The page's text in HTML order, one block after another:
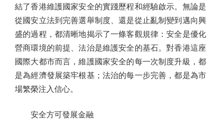
結了香港維護國家安全的實踐歷程和經驗啟示。無論是
從國安立法到完善選舉制度、還是從止亂制變到邁向興
盛的過程，都清晰地揭示了一條客觀規律：安全是優化
營商環境的前提、法治是維護安全的基石。對香港這座
國際大都市而言，維護國家安全的每一次制度升級，都
是為經濟發展築牢根基；法治的每一步完善，都是為市
場繁榮注入信心。
安全方可發展金融